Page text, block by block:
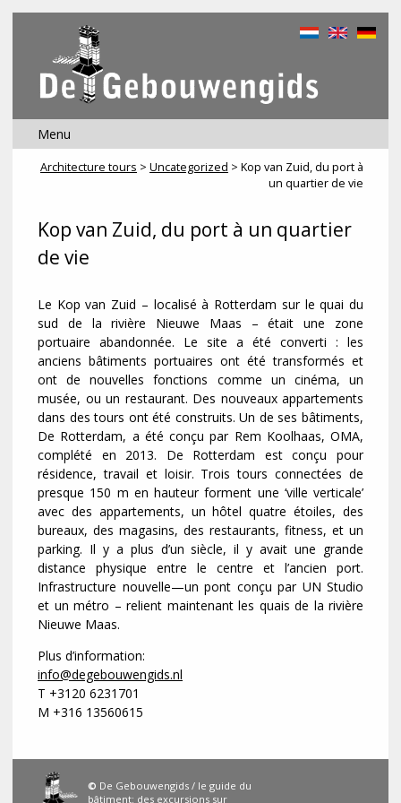
Home
Thèmes
Tours
Visites guidées de bâtiments
Musées
Tours en bateau
Cours
De nous
Contact
Architecture tours > Uncategorized > Kop van Zuid, du port à
un quartier de vie
Kop van Zuid, du port à un quartier
de vie
Le Kop van Zuid – localisé à Rotterdam sur le quai du
sud de la rivière Nieuwe Maas – était une zone
portuaire abandonnée. Le site a été converti : les
anciens bâtiments portuaires ont été transformés et
ont de nouvelles fonctions comme un cinéma, un
musée, ou un restaurant. Des nouveaux appartements
dans des tours ont été construits. Un de ses bâtiments,
De Rotterdam, a été conçu par Rem Koolhaas, OMA,
complété en 2013. De Rotterdam est conçu pour
résidence, travail et loisir. Trois tours connectées de
presque 150 m en hauteur forment une ‘ville verticale’
avec des appartements, un hôtel quatre étoiles, des
bureaux, des magasins, des restaurants, fitness, et un
parking. Il y a plus d’un siècle, il y avait une grande
distance physique entre le centre et l’ancien port.
Infrastructure nouvelle—un pont conçu par UN Studio
et un métro – relient maintenant les quais de la rivière
Nieuwe Maas.
Plus d’information:
info@degebouwengids.nl
T +3120 6231701
M +316 13560615
© De Gebouwengids / le guide du
bâtiment: des excursions sur